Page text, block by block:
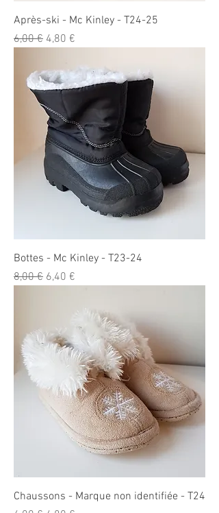
Après-ski - Mc Kinley - T24-25
Prix original
6,00 € Prix promotionnel
4,80 €
Bottes - Mc Kinley - T23-24
Prix original
8,00 € Prix promotionnel
6,40 €
Chaussons - Marque non identifiée - T24